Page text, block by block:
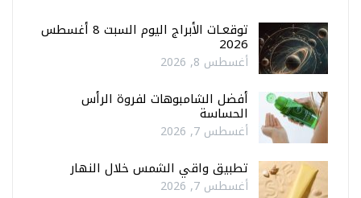
توقعـات الأبراج اليوم السبت 8 أغسطس
2026
أغسطس 8, 2026
أفضل الشامبوهات لفروة الرأس
الحساسة
أغسطس 7, 2026
تطبيق واقي الشمس خلال النهار
أغسطس 7, 2026